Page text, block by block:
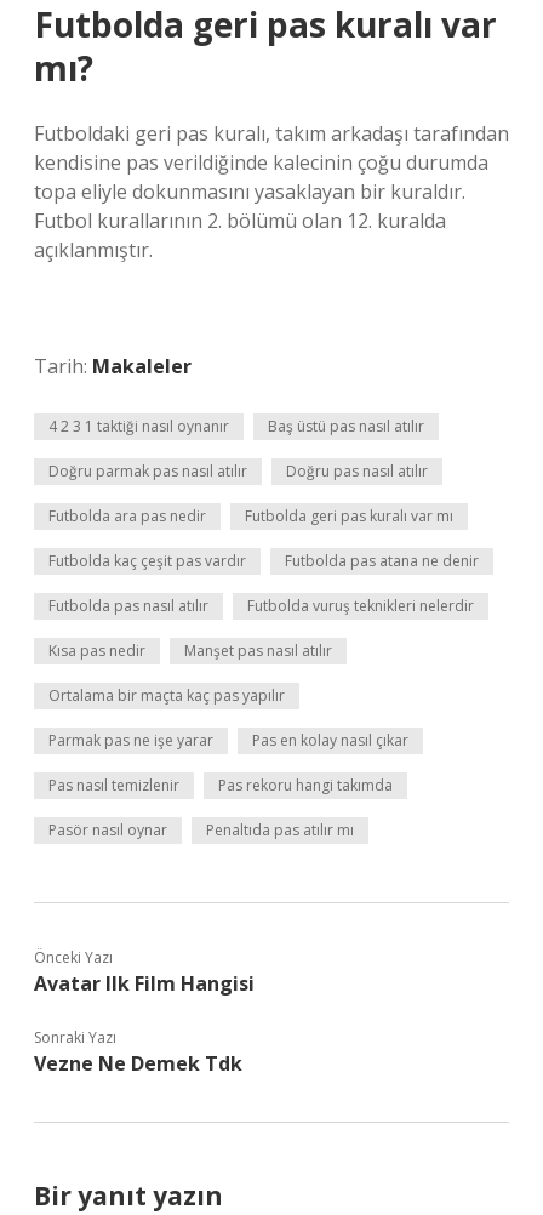
Futbolda geri pas kuralı var
mı?
Futboldaki geri pas kuralı, takım arkadaşı tarafından
kendisine pas verildiğinde kalecinin çoğu durumda
topa eliyle dokunmasını yasaklayan bir kuraldır.
Futbol kurallarının 2. bölümü olan 12. kuralda
açıklanmıştır.
Tarih: Makaleler
4 2 3 1 taktiği nasıl oynanır Baş üstü pas nasıl atılır
Doğru parmak pas nasıl atılır Doğru pas nasıl atılır
Futbolda ara pas nedir Futbolda geri pas kuralı var mı
Futbolda kaç çeşit pas vardır Futbolda pas atana ne denir
Futbolda pas nasıl atılır Futbolda vuruş teknikleri nelerdir
Kısa pas nedir Manşet pas nasıl atılır
Ortalama bir maçta kaç pas yapılır
Parmak pas ne işe yarar Pas en kolay nasıl çıkar
Pas nasıl temizlenir Pas rekoru hangi takımda
Pasör nasıl oynar Penaltıda pas atılır mı
Önceki Yazı
Avatar Ilk Film Hangisi
Sonraki Yazı
Vezne Ne Demek Tdk
Bir yanıt yazın